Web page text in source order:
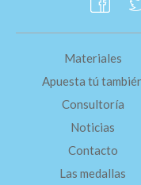
Materiales
Apuesta tú
Consultoría
Noticias
Contacto
Las medallas